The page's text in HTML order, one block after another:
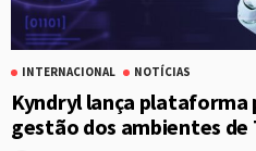
INTERNACIONAL NOTÍCIAS
Kyndryl lança plataforma
gestão dos ambientes de